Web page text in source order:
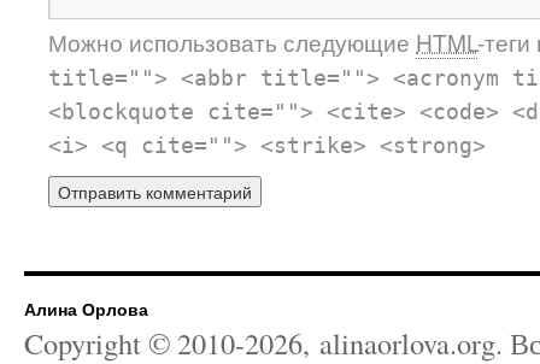
Можно использовать следующие HTML-
title=""> <abbr title=""> <acronym
<blockquote cite=""> <cite> <code>
<i> <q cite=""> <strike> <strong>
Алина Орлова
Copyright © 2010-2026, alinaorlova.org.